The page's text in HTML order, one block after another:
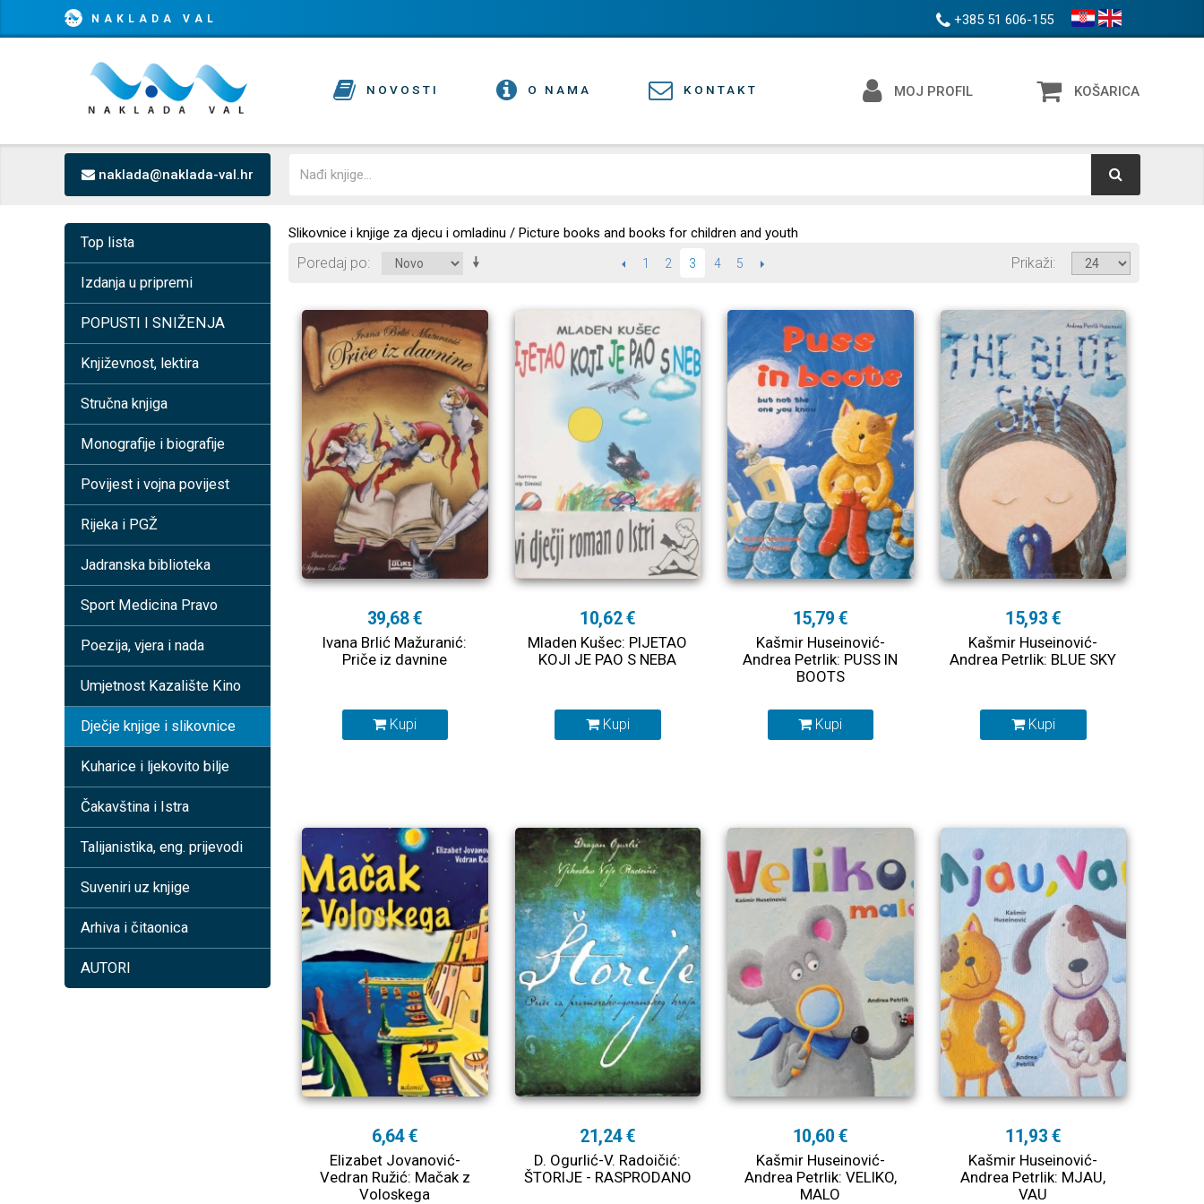
NAKLADA VAL +385 51 606-155
NOVOSTI O NAMA KONTAKT MOJ PROFIL KOŠARICA
naklada@naklada-val.hr
Slikovnice i knjige za djecu i omladinu / Picture books and books for children and youth
Poredaj po Prikaži
PRETHODNI
1 2 3 4 5 SLIJEDEĆI
39,68 €
Ivana Brlić Mažuranić:
Priče iz davnine
Kupi
10,62 €
Mladen Kušec: PIJETAO
KOJI JE PAO S NEBA
Kupi
15,79 €
Kašmir Huseinović-
Andrea Petrlik: PUSS IN
BOOTS
Kupi
15,93 €
Kašmir Huseinović-
Andrea Petrlik: BLUE SKY
Kupi
6,64 €
Elizabet Jovanović-
Vedran Ružić: Mačak z
Voloskega
21,24 €
D. Ogurlić-V. Radoičić:
ŠTORIJE - RASPRODANO
10,60 €
Kašmir Huseinović-
Andrea Petrlik: VELIKO,
MALO
11,93 €
Kašmir Huseinović-
Andrea Petrlik: MJAU,
VAU
Top lista
Izdanja u pripremi
POPUSTI I SNIŽENJA
Književnost, lektira
Stručna knjiga
Monografije i biografije
Povijest i vojna povijest
Rijeka i PGŽ
Jadranska biblioteka
Sport Medicina Pravo
Poezija, vjera i nada
Umjetnost Kazalište Kino
Dječje knjige i slikovnice
Kuharice i ljekovito bilje
Čakavština i Istra
Talijanistika, eng. prijevodi
Suveniri uz knjige
Arhiva i čitaonica
AUTORI